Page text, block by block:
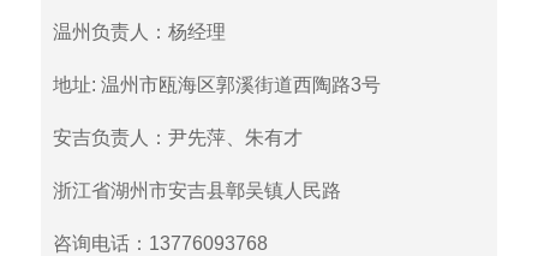
温州负责人：杨经理
地址: 温州市瓯海区郭溪街道西陶路3号
安吉负责人：尹先萍、朱有才
浙江省湖州市安吉县鄣吴镇人民路
咨询电话：13776093768